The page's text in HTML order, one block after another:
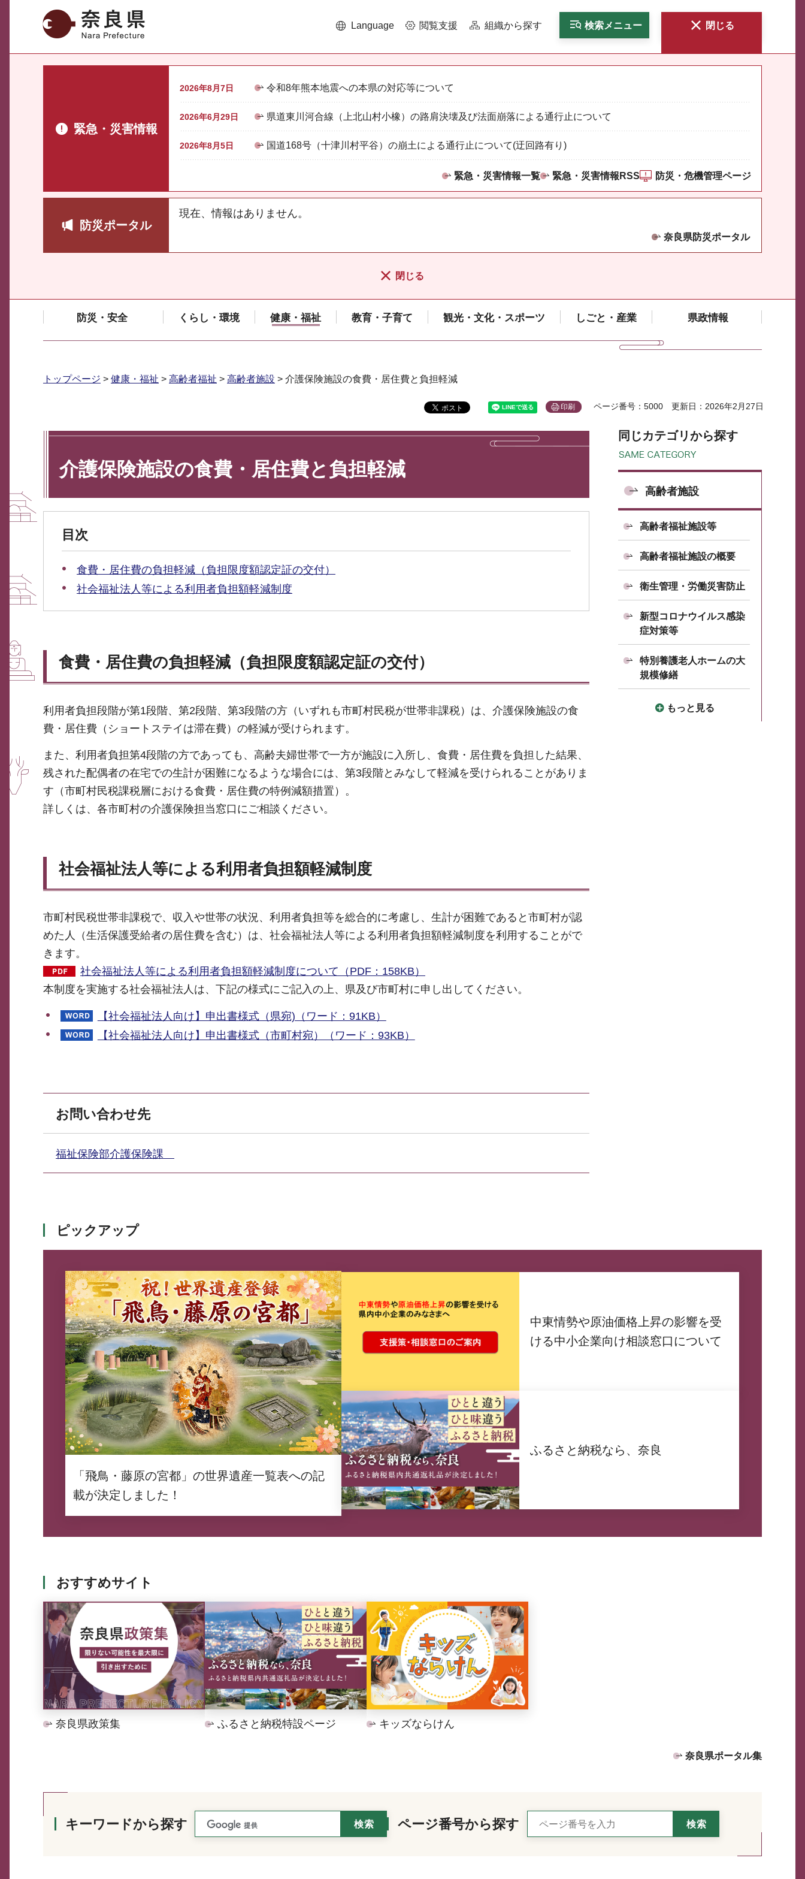
奈良県 Language 閲覧支援 組織から探す 検索メニュー 閉じる
緊急・災害情報
2026年8月7日 令和8年熊本地震への本県の対応等について
2026年6月29日 県道東川河合線（上北山村小橡）の路肩決壊及び法面崩落による通行止について
2026年8月5日 国道168号（十津川村平谷）の崩土による通行止について(迂回路有り)
緊急・災害情報一覧 緊急・災害情報RSS 防災・危機管理ページ
防災ポータル
現在、情報はありません。
奈良県防災ポータル
閉じる
防災・安全 くらし・環境 健康・福祉 教育・子育て 観光・文化・スポーツ しごと・産業 県政情報
トップページ > 健康・福祉 > 高齢者福祉 > 高齢者施設 > 介護保険施設の食費・居住費と負担軽減
印刷 ページ番号：5000 更新日：2026年2月27日
介護保険施設の食費・居住費と負担軽減
目次
食費・居住費の負担軽減（負担限度額認定証の交付）
社会福祉法人等による利用者負担額軽減制度
食費・居住費の負担軽減（負担限度額認定証の交付）
利用者負担段階が第1段階、第2段階、第3段階の方（いずれも市町村民税が世帯非課税）は、介護保険施設の食
費・居住費（ショートステイは滞在費）の軽減が受けられます。
また、利用者負担第4段階の方であっても、高齢夫婦世帯で一方が施設に入所し、食費・居住費を負担した結果、
残された配偶者の在宅での生計が困難になるような場合には、第3段階とみなして軽減を受けられることがありま
す（市町村民税課税層における食費・居住費の特例減額措置）。
詳しくは、各市町村の介護保険担当窓口にご相談ください。
社会福祉法人等による利用者負担額軽減制度
市町村民税世帯非課税で、収入や世帯の状況、利用者負担等を総合的に考慮し、生計が困難であると市町村が認
めた人（生活保護受給者の居住費を含む）は、社会福祉法人等による利用者負担額軽減制度を利用することがで
きます。
社会福祉法人等による利用者負担額軽減制度について（PDF：158KB）
本制度を実施する社会福祉法人は、下記の様式にご記入の上、県及び市町村に申し出してください。
【社会福祉法人向け】申出書様式（県宛)（ワード：91KB）
【社会福祉法人向け】申出書様式（市町村宛）（ワード：93KB）
お問い合わせ先
福祉保険部介護保険課
同じカテゴリから探す
高齢者施設
高齢者福祉施設等
高齢者福祉施設の概要
衛生管理・労働災害防止
新型コロナウイルス感染
症対策等
特別養護老人ホームの大
規模修繕
もっと見る
ピックアップ
「飛鳥・藤原の宮都」の世界遺産一覧表への記
載が決定しました！
中東情勢や原油価格上昇の影響を受
ける中小企業向け相談窓口について
ふるさと納税なら、奈良
おすすめサイト
奈良県政策集 ふるさと納税特設ページ キッズならけん
奈良県ポータル集
キーワードから探す ページ番号から探す